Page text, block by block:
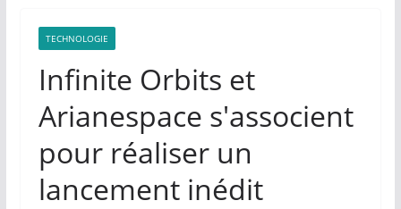
TECHNOLOGIE
Infinite Orbits et
Arianespace s'associent
pour réaliser un
lancement inédit